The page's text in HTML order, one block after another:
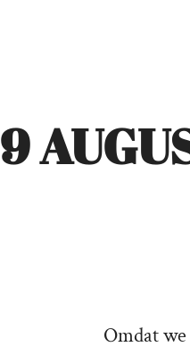
9
Omdat